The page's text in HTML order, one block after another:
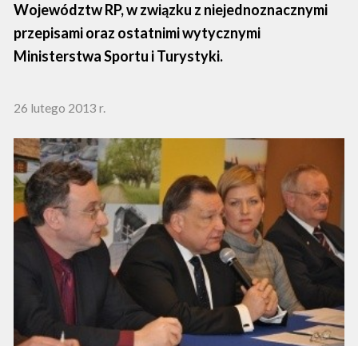
Województw RP, w związku z niejednoznacznymi
przepisami oraz ostatnimi wytycznymi
Ministerstwa Sportu i Turystyki.
26 lutego 2013 r.